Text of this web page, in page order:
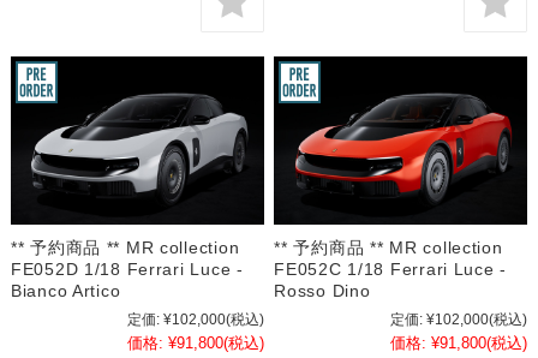
** 予約商品 ** MR collection
FE052D 1/18 Ferrari Luce -
Bianco Artico
定価: ¥102,000(税込)
価格: ¥91,800(税込)
** 予約商品 ** MR collection
FE052C 1/18 Ferrari Luce -
Rosso Dino
定価: ¥102,000(税込)
価格: ¥91,800(税込)